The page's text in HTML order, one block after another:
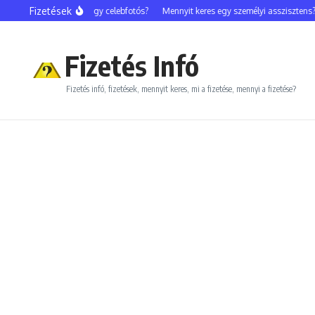
Ugrás a tartalomhoz
Fizetések
Mennyit keres egy celebfotós? Mennyit keres egy személyi asszisztens?
Fizetés Infó
Fizetés infó, fizetések, mennyit keres, mi a fizetése, mennyi a fizetése?